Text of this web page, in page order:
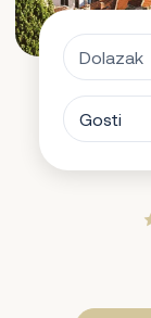
Gosti